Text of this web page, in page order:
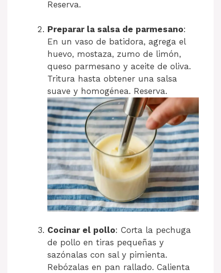
Reserva.
Preparar la salsa de parmesano:
En un vaso de batidora, agrega el
huevo, mostaza, zumo de limón,
queso parmesano y aceite de oliva.
Tritura hasta obtener una salsa
suave y homogénea. Reserva.
Cocinar el pollo: Corta la pechuga
de pollo en tiras pequeñas y
sazónalas con sal y pimienta.
Rebózalas en pan rallado. Calienta